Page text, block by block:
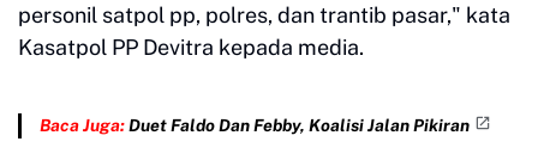
personil satpol pp, polres, dan trantib pasar," kata
Kasatpol PP Devitra kepada media.
Baca Juga:Duet Faldo Dan Febby, Koalisi Jalan Pikiran